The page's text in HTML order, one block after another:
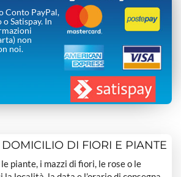
Conto PayPal,
Satispay. In
non
noi.
DI FIORI E PIANTE
piante, i mazzi di fiori, le rose o le